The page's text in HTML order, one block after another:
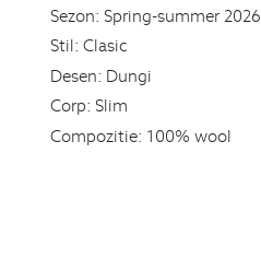
Sezon: Spring-summer 2026
Stil: Clasic
Desen: Dungi
Corp: Slim
Compozitie: 100% wool